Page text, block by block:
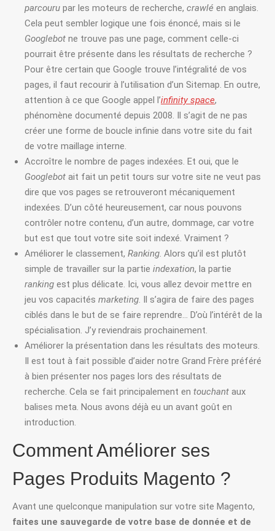
parcouru par les moteurs de recherche, crawlé en anglais.
Cela peut sembler logique une fois énoncé, mais si le
Googlebot ne trouve pas une page, comment celle-ci
pourrait être présente dans les résultats de recherche ?
Pour être certain que Google trouve l’intégralité de vos
pages, il faut recourir à l’utilisation d’un Sitemap. En outre,
attention à ce que Google appel l’infinity space,
phénomène documenté depuis 2008. Il s’agit de ne pas
créer une forme de boucle infinie dans votre site du fait
de votre maillage interne.
Accroître le nombre de pages indexées. Et oui, que le
Googlebot ait fait un petit tours sur votre site ne veut pas
dire que vos pages se retrouveront mécaniquement
indexées. D’un côté heureusement, car nous pouvons
contrôler notre contenu, d’un autre, dommage, car votre
but est que tout votre site soit indexé. Vraiment ?
Améliorer le classement, Ranking. Alors qu’il est plutôt
simple de travailler sur la partie indexation, la partie
ranking est plus délicate. Ici, vous allez devoir mettre en
jeu vos capacités marketing. Il s’agira de faire des pages
ciblés dans le but de se faire reprendre… D’où l’intérêt de la
spécialisation. J’y reviendrais prochainement.
Améliorer la présentation dans les résultats des moteurs.
Il est tout à fait possible d’aider notre Grand Frère préféré
à bien présenter nos pages lors des résultats de
recherche. Cela se fait principalement en touchant aux
balises meta. Nous avons déjà eu un avant goût en
introduction.
Comment Améliorer ses
Pages Produits Magento ?
Avant une quelconque manipulation sur votre site Magento,
faites une sauvegarde de votre base de donnée et de